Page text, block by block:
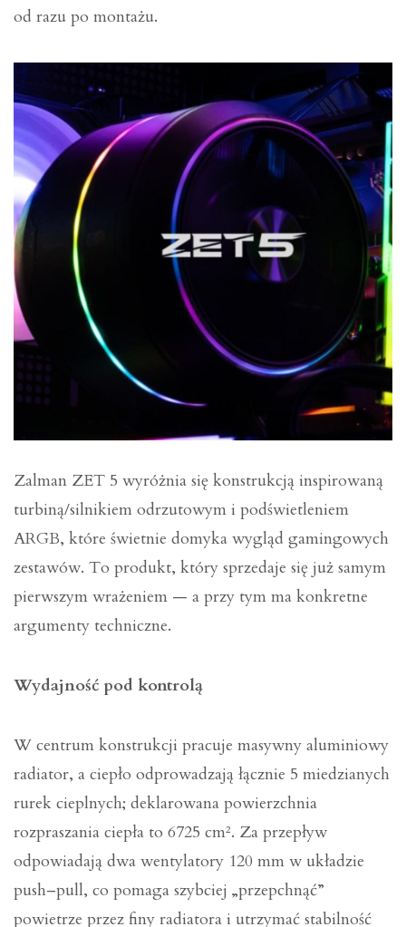
od razu po montażu.
Zalman ZET 5 wyróżnia się konstrukcją inspirowaną
turbiną/silnikiem odrzutowym i podświetleniem
ARGB, które świetnie domyka wygląd gamingowych
zestawów. To produkt, który sprzedaje się już samym
pierwszym wrażeniem — a przy tym ma konkretne
argumenty techniczne.
Wydajność pod kontrolą
W centrum konstrukcji pracuje masywny aluminiowy
radiator, a ciepło odprowadzają łącznie 5 miedzianych
rurek cieplnych; deklarowana powierzchnia
rozpraszania ciepła to 6725 cm². Za przepływ
odpowiadają dwa wentylatory 120 mm w układzie
push–pull, co pomaga szybciej „przepchnąć”
powietrze przez finy radiatora i utrzymać stabilność